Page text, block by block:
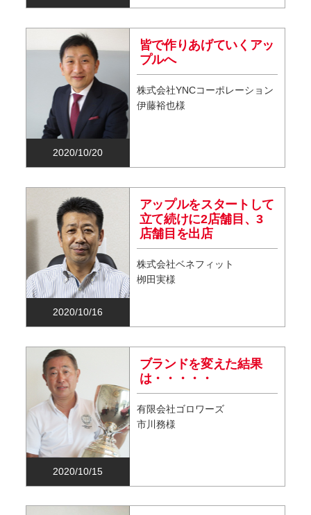
皆で作りあげていくアッ
プルへ
株式会社YNCコーポレーション
伊藤裕也様
2020/10/20
アップルをスタートして
立て続けに2店舗目、3
店舗目を出店
株式会社ベネフィット
栁田実様
2020/10/16
ブランドを変えた結果
は・・・・・
有限会社ゴロワーズ
市川務様
2020/10/15